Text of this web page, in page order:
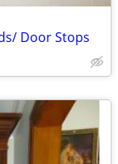
Door Stops